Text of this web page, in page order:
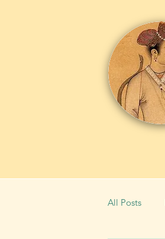
All Posts